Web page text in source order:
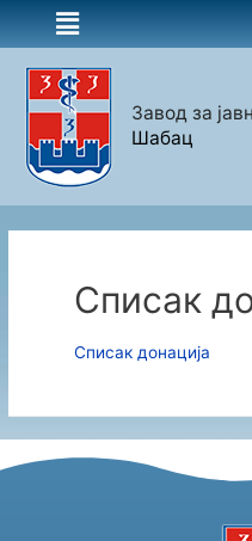
Завод за
Шабац
Списак
Списак донација